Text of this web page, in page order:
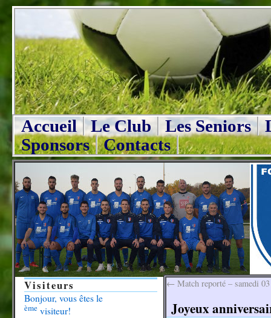
Accueil Le Club Les Seniors
Sponsors
Contacts
← Match reporté – samedi
Joyeux
Visiteurs
Bonjour, vous êtes le
ème visiteur!